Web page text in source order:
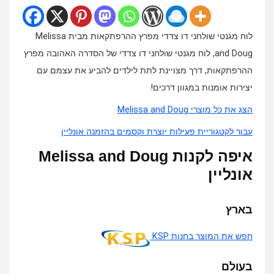
לוח מגנטי שולחני דו צדדי מפרץ ההרפתקאות מבית Melissa
and Doug, לוח מגנטי שולחני דו צדדי של הסדרה האהובה מפרץ
ההרפתקאות, דרך מצויינת לתת לילדים להביע את עצמם עם
יצירות אומנות במגוון דרכים!
הצג את כל מוצרי Melissa and Doug
עבור לקטגוריית פעילות יוצרת וקסמים בהזמנה אונליין
איפה לקנות Melissa and Doug
אונליין
בארץ
חפש את המוצר בחנות KSP
בעולם